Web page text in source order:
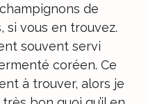
de
si vous en trouvez.
souvent servi
coréen. Ce
à trouver, alors je